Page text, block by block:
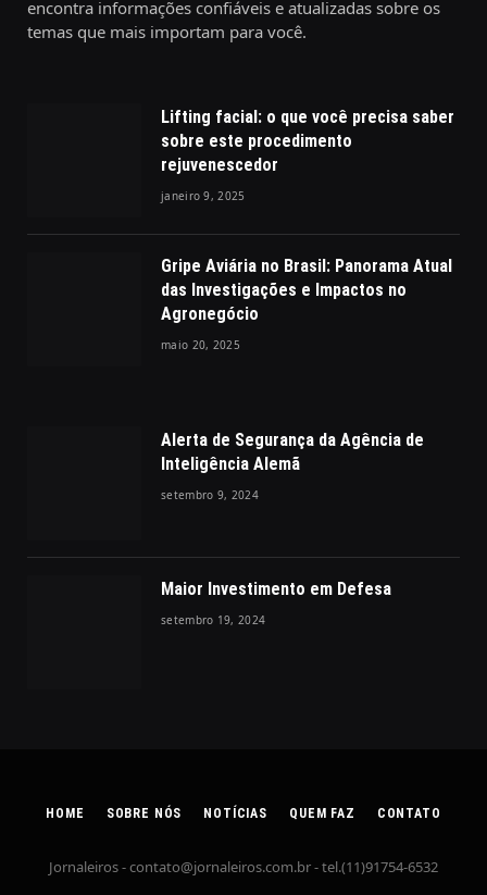
encontra informações confiáveis e atualizadas sobre os
temas que mais importam para você.
Lifting facial: o que você precisa saber
sobre este procedimento
rejuvenescedor
janeiro 9, 2025
Gripe Aviária no Brasil: Panorama Atual
das Investigações e Impactos no
Agronegócio
maio 20, 2025
Alerta de Segurança da Agência de
Inteligência Alemã
setembro 9, 2024
Maior Investimento em Defesa
setembro 19, 2024
HOME SOBRE NÓS NOTÍCIAS QUEM FAZ CONTATO
Jornaleiros -contato@jornaleiros.com.br- tel.(11)91754-6532